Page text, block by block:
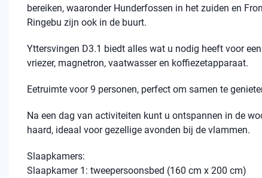
bereiken, waaronder Hunderfossen in het zuiden en
Ringebu zijn ook in de buurt.
Yttersvingen D3.1 biedt alles wat u nodig heeft voor
vriezer, magnetron, vaatwasser en koffiezetapparaat.
Eetruimte voor 9 personen, perfect om samen te
Na een dag van activiteiten kunt u ontspannen in de
haard, ideaal voor gezellige avonden bij de vlammen.
Slaapkamers:
Slaapkamer 1: tweepersoonsbed (160 cm x 200 cm)